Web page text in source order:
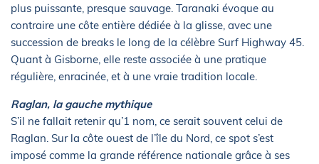
plus puissante, presque sauvage. Taranaki évoque au
contraire une côte entière dédiée à la glisse, avec une
succession de breaks le long de la célèbre Surf Highway 45.
Quant à Gisborne, elle reste associée à une pratique
régulière, enracinée, et à une vraie tradition locale.
Raglan, la gauche mythique
S’il ne fallait retenir qu’1 nom, ce serait souvent celui de
Raglan. Sur la côte ouest de l’île du Nord, ce spot s’est
imposé comme la grande référence nationale grâce à ses